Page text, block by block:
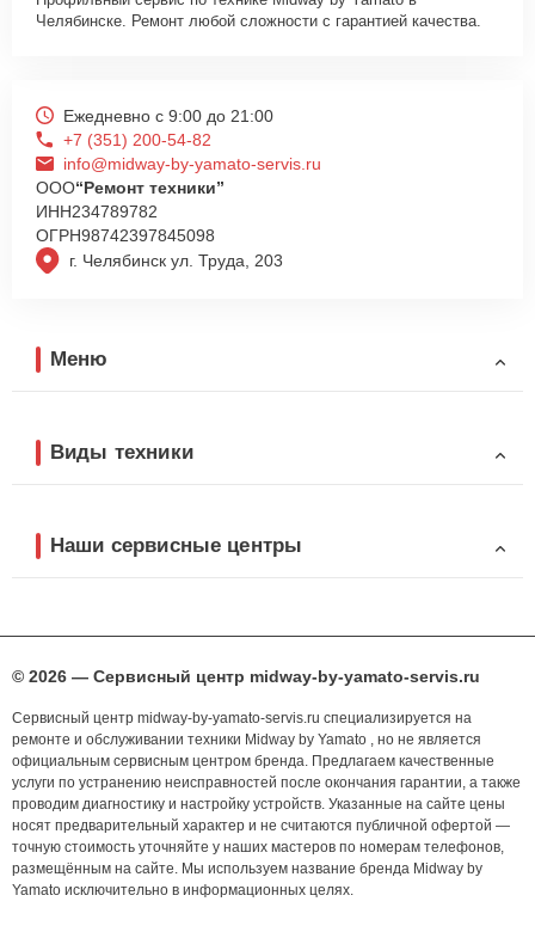
Челябинске. Ремонт любой сложности с гарантией качества.
г. Челябинск ул. Труда, 203
Ежедневно с 9:00 до 21:00
+7 (351) 200-54-82
info@midway-by-yamato-servis.ru
ООО“Ремонт техники”
ИНН234789782
ОГРН98742397845098
Меню
Виды техники
Наши сервисные центры
© 2026 — Сервисный центр midway-by-yamato-servis.ru
Сервисный центр midway-by-yamato-servis.ru специализируется на
ремонте и обслуживании техники Midway by Yamato , но не является
официальным сервисным центром бренда. Предлагаем качественные
услуги по устранению неисправностей после окончания гарантии, а также
проводим диагностику и настройку устройств. Указанные на сайте цены
носят предварительный характер и не считаются публичной офертой —
точную стоимость уточняйте у наших мастеров по номерам телефонов,
размещённым на сайте. Мы используем название бренда Midway by
Yamato исключительно в информационных целях.